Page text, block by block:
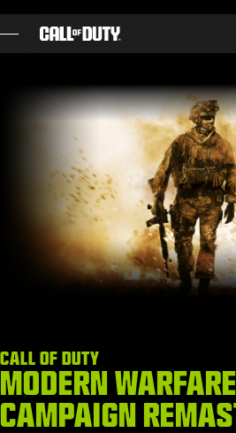
ESPORTS
XBOX GAME PASS
REGISTREREN
CALL OF DUTY
MODERN
CAMPAIGN